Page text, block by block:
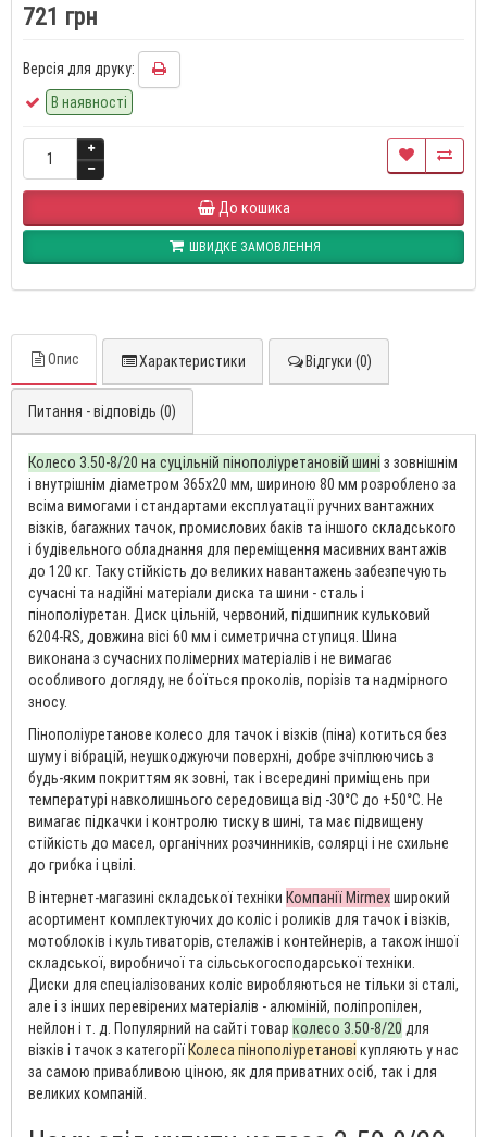
721 грн
Версія для друку:
В наявності
До кошика
ШВИДКЕ ЗАМОВЛЕННЯ
Опис Характеристики Відгуки (0)
Питання - відповідь (0)
Колесо 3.50-8/20 на суцільній пінополіуретановій шині з зовнішнім
і внутрішнім діаметром 365х20 мм, шириною 80 мм розроблено за
всіма вимогами і стандартами експлуатації ручних вантажних
візків, багажних тачок, промислових баків та іншого складського
і будівельного обладнання для переміщення масивних вантажів
до 120 кг. Таку стійкість до великих навантажень забезпечують
сучасні та надійні матеріали диска та шини - сталь і
пінополіуретан. Диск цільній, червоний, підшипник кульковий
6204-RS, довжина вісі 60 мм і симетрична ступиця. Шина
виконана з сучасних полімерних матеріалів і не вимагає
особливого догляду, не боїться проколів, порізів та надмірного
зносу.
Пінополіуретанове колесо для тачок і візків (піна) котиться без
шуму і вібрацій, неушкоджуючи поверхні, добре зчіплюючись з
будь-яким покриттям як зовні, так і всередині приміщень при
температурі навколишнього середовища від -30°С до +50°С. Не
вимагає підкачки і контролю тиску в шині, та має підвищену
стійкість до масел, органічних розчинників, солярці і не схильне
до грибка і цвілі.
В інтернет-магазині складської техніки Компанії Mirmexширокий
асортимент комплектуючих до коліс і роликів для тачок і візків,
мотоблоків і культиваторів, стелажів і контейнерів, а також іншої
складської, виробничої та сільськогосподарської техніки.
Диски для спеціалізованих коліс виробляються не тільки зі сталі,
але і з інших перевірених матеріалів - алюміній, поліпропілен,
нейлон і т. д. Популярний на сайті товар колесо 3.50-8/20 для
візків і тачок з категоріїКолеса пінополіуретанові купляють у нас
за самою привабливою ціною, як для приватних осіб, так і для
великих компаній.